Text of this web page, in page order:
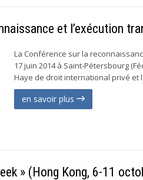
et l’exécution
La Conférence sur la
17 juin 2014 à Saint-Pétersbourg
Haye de droit international privé et
en savoir plus
» (Hong Kong, 6-11